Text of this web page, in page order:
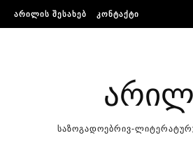
Skip to content
ᲐᲠᲘᲚᲘᲡ ᲨᲔᲡᲐᲮᲔᲑ ᲙᲝᲜᲢᲐᲥᲢᲘ
საზოგადოებრივ-